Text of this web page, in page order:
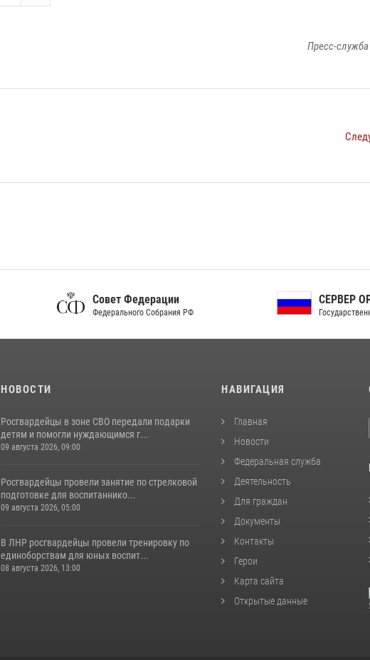
Пресс-служба
Совет Федерации
Федерального Собрания РФ
СЕРВЕР ОРГАНОВ
Государственной власти РФ
НОВОСТИ
Росгвардейцы в зоне СВО передали подарки
детям и помогли нуждающимся г...
09 августа 2026, 09:00
Росгвардейцы провели занятие по стрелковой
подготовке для воспитаннико...
09 августа 2026, 05:00
В ЛНР росгвардейцы провели тренировку по
единоборствам для юных воспит...
08 августа 2026, 13:00
НАВИГАЦИЯ
Главная
Новости
Федеральная служба
Деятельность
Для граждан
Документы
Контакты
Герои
Карта сайта
Открытые данные